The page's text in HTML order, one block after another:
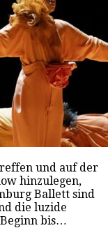
und auf der
hinzulegen,
Ballett sind
die luzide
bis…